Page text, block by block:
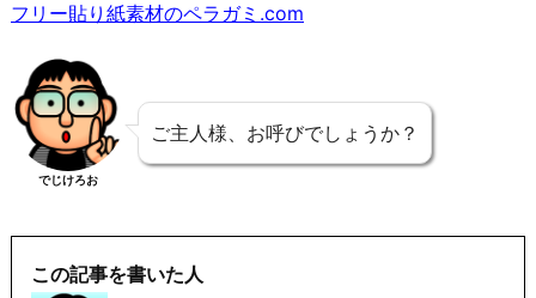
フリー貼り紙素材のペラガミ.com
でじけろお
ご主人様、お呼びでしょうか？
この記事を書いた人